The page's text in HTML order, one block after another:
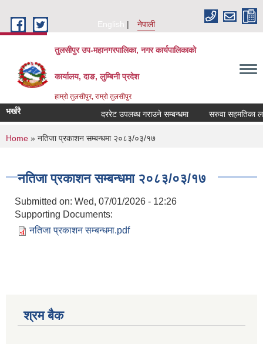
English
नेपाली
तुलसीपुर उप-महानगरपालिका, नगर कार्यपालिकाको
कार्यालय, दाङ, लुम्बिनी प्रदेश
हाम्रो तुलसीपुर, राम्रो तुलसीपुर
भर्खरै दररेट उपलब्ध गराउने सम्बन्धमा सरुवा सहमतिका
You are here
Home » नतिजा प्रकाशन सम्बन्धमा २०८३/०३/१७
नतिजा प्रकाशन सम्बन्धमा २०८३/०३/१७
Submitted on: Wed, 07/01/2026 - 12:26
Supporting Documents:
नतिजा प्रकाशन सम्बन्धमा.pdf
श्रम बैक